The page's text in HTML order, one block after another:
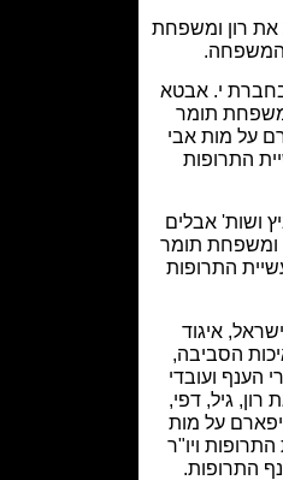
ומשפחת
אבטא
אבי
אבלים
תומר
דפי,
מות
ויו"ר